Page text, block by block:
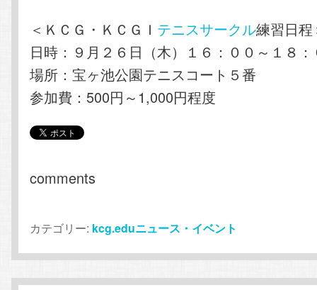
＜ＫＣＧ・ＫＣＧＩ テニスサークル練習日程
日時：９月２６日（木）１６：００～１８
場所：宝ヶ池公園テニスコート５番
参加費：500円～1,000円程度
comments
カテゴリー: kcg.eduニュース・イベント